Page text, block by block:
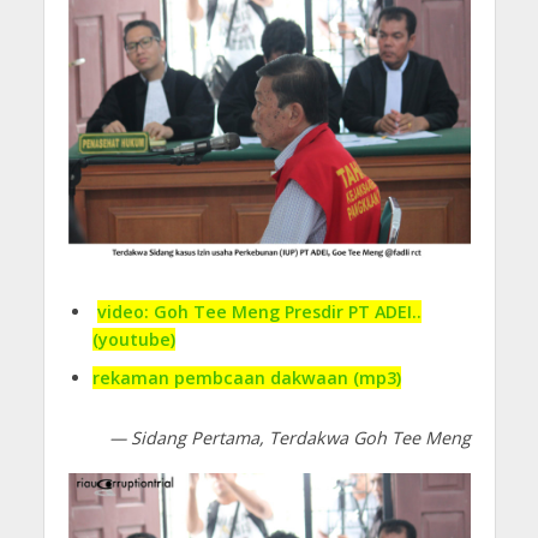
video: Goh Tee Meng Presdir PT ADEI..
(youtube)
rekaman pembcaan dakwaan (mp3)
— Sidang Pertama, Terdakwa Goh Tee Meng